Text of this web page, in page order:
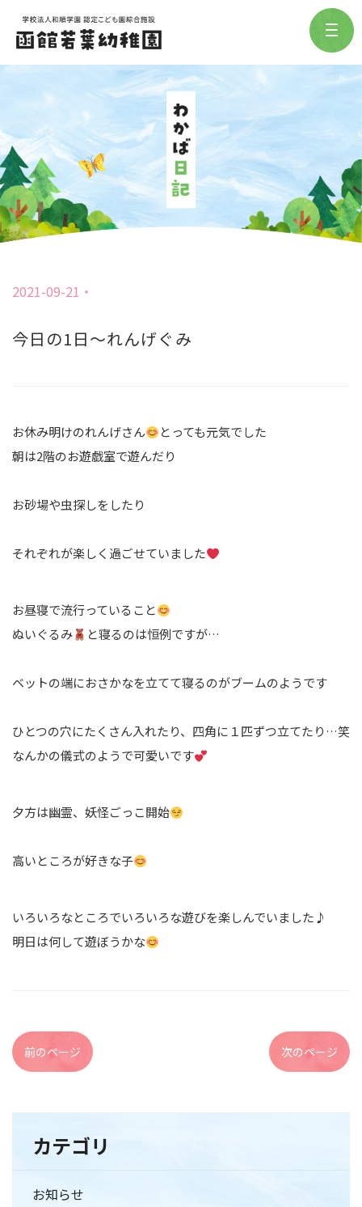
2021-09-21
今日の1日〜れんげぐみ
お休み明けのれんげさん
とっても元気でした
朝は2階のお遊戯室で遊んだり
お砂場や虫探しをしたり
それぞれが楽しく過ごせていました
お昼寝で流行っていること
ぬいぐるみ
と寝るのは恒例ですが…
ベットの端におさかなを立てて寝るのがブームのようです
ひとつの穴にたくさん入れたり、四角に１匹ずつ立てたり…笑
なんかの儀式のようで可愛いです
夕方は幽霊、妖怪ごっこ開始
高いところが好きな子
いろいろなところでいろいろな遊びを楽しんでいました♪
明日は何して遊ぼうかな
前のページ 次のページ
カテゴリ
お知らせ